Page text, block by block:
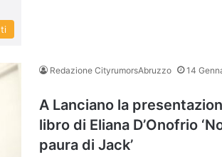
Redazione CityrumorsAbruzzo
14
A Lanciano la
libro di Eliana D’Onofrio
paura di Jack’